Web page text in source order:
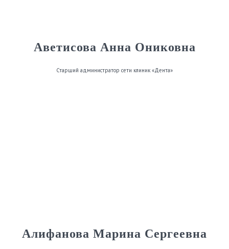
Аветисова Анна Ониковна
Старший администратор сети клиник «Дента»
Алифанова Марина Сергеевна